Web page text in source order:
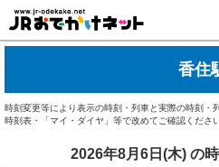
香住
時刻変更等により表示の時刻・列車と実際の時刻・
時刻表・「マイ・ダイヤ」等で改めてご確認ください
2026年8月6日(木) の